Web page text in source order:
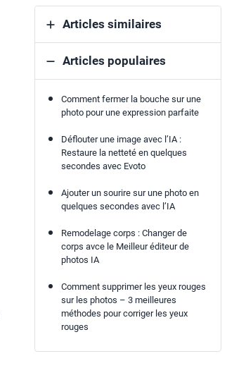
Articles similaires
Articles populaires
Comment fermer la bouche sur une
photo pour une expression parfaite
Déflouter une image avec l’IA :
Restaure la netteté en quelques
secondes avec Evoto
Ajouter un sourire sur une photo en
quelques secondes avec l’IA
Remodelage corps : Changer de
corps avce le Meilleur éditeur de
photos IA
Comment supprimer les yeux rouges
sur les photos – 3 meilleures
méthodes pour corriger les yeux
rouges